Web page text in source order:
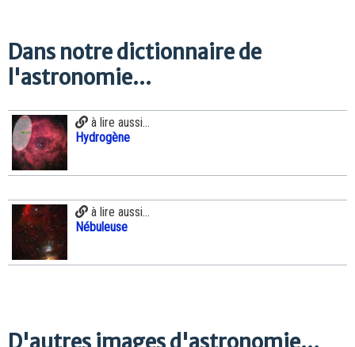
Dans notre dictionnaire de
l'astronomie...
à lire aussi...
Hydrogène
à lire aussi...
Nébuleuse